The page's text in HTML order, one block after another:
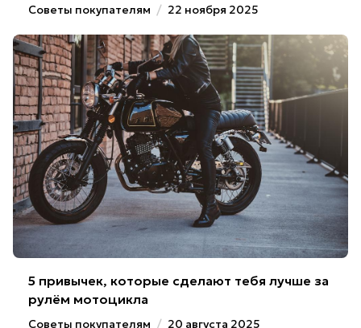
Советы покупателям / 22 ноября 2025
5 привычек, которые сделают тебя лучше за
рулём мотоцикла
Советы покупателям / 20 августа 2025